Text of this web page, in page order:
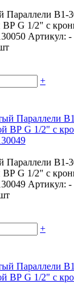
Параллели В1-
ВР G 1/2" с
Артикул: -
+
Параллели В1-
ВР G 1/2" с
Артикул: -
+